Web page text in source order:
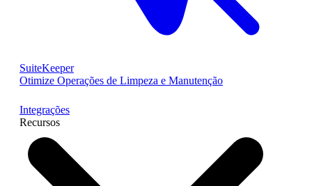
SuiteKeeper
Otimize Operações de Limpeza e Manutenção
Integrações
Recursos